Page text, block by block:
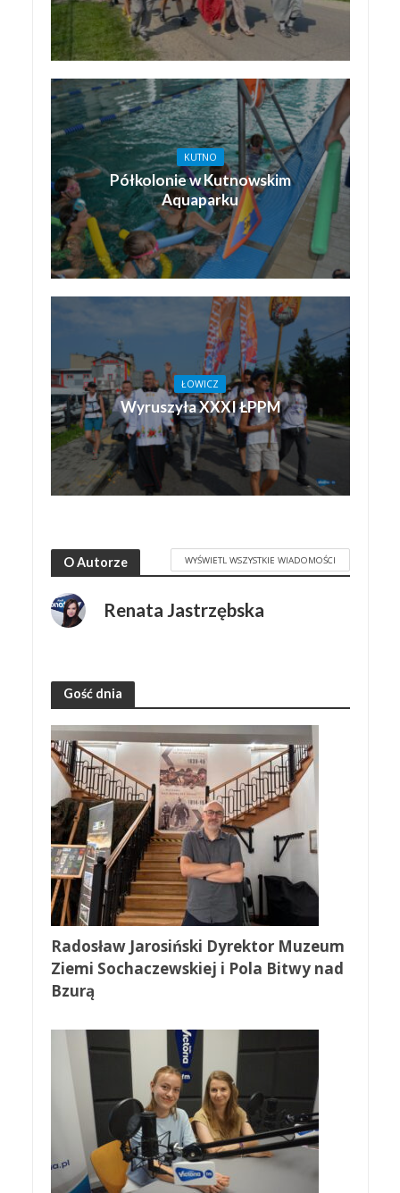
KUTNO
Półkolonie w Kutnowskim
Aquaparku
ŁOWICZ
Wyruszyła XXXI ŁPPM
O Autorze WYŚWIETL WSZYSTKIE WIADOMOŚCI
Renata Jastrzębska
Gość dnia
Radosław Jarosiński Dyrektor Muzeum
Ziemi Sochaczewskiej i Pola Bitwy nad
Bzurą